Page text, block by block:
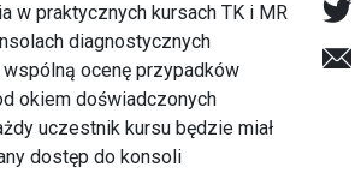
w praktycznych kursach TK i MR
diagnostycznych
ocenę przypadków
okiem doświadczonych
uczestnik kursu będzie miał
dostęp do konsoli